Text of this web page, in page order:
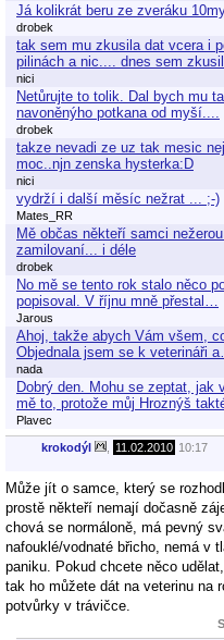
Já kolikrát beru ze zveráku
drobek
tak sem mu zkusila dat vcera i
pilinách a nic.... dnes sem
nici
Netůrujte to tolik. Dal bych mu
navoněnýho potkana od myší....
drobek
takze nevadi ze uz tak mesic
moc..njn zenska hysterka:D
nici
vydrží i další měsíc nežrat ... ;-)
Mates_RR
Mě občas někteří samci
zamilovaní... i déle
drobek
No mě se tento rok stalo něco
popisoval. V říjnu mně přestal…
Jarous
Ahoj, takže abych Vám všem,
Objednala jsem se k veterináři
nada
Dobrý den. Mohu se zeptat, jak
mě to, protože můj Hroznýš
Plavec
krokodýl 11.02.2010 10:17
Může jít o samce, který se
prostě někteří nemají dočasně
chová se normáloně, má pevný
nafouklé/vodnaté břicho, nemá v
paniku. Pokud chcete něco
tak ho můžete dát na veterinu na
potvůrky v trávičce.